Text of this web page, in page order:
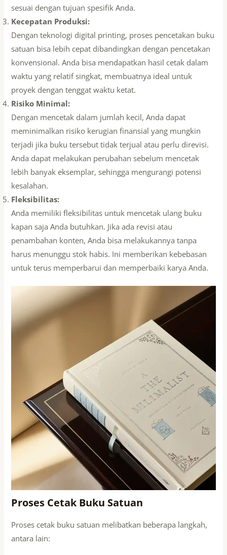
sesuai dengan tujuan spesifik Anda.
Kecepatan Produksi:
Dengan teknologi digital printing, proses pencetakan buku
satuan bisa lebih cepat dibandingkan dengan pencetakan
konvensional. Anda bisa mendapatkan hasil cetak dalam
waktu yang relatif singkat, membuatnya ideal untuk
proyek dengan tenggat waktu ketat.
Risiko Minimal:
Dengan mencetak dalam jumlah kecil, Anda dapat
meminimalkan risiko kerugian finansial yang mungkin
terjadi jika buku tersebut tidak terjual atau perlu direvisi.
Anda dapat melakukan perubahan sebelum mencetak
lebih banyak eksemplar, sehingga mengurangi potensi
kesalahan.
Fleksibilitas:
Anda memiliki fleksibilitas untuk mencetak ulang buku
kapan saja Anda butuhkan. Jika ada revisi atau
penambahan konten, Anda bisa melakukannya tanpa
harus menunggu stok habis. Ini memberikan kebebasan
untuk terus memperbarui dan memperbaiki karya Anda.
Proses Cetak Buku Satuan
Proses cetak buku satuan melibatkan beberapa langkah,
antara lain: